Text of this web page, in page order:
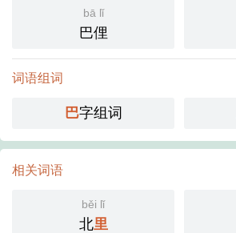
bā lǐ
巴俚
词语组词
巴字组词
相关词语
běi lǐ
北里